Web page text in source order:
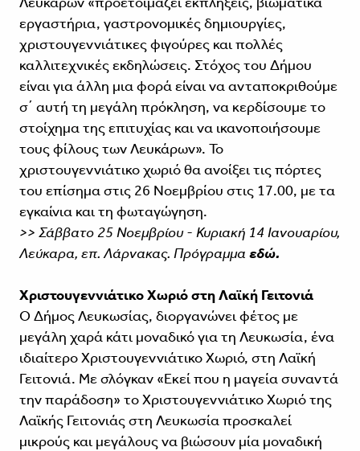
εργαστήρια, γαστρονομικές δημιουργίες,
χριστουγεννιάτικες φιγούρες και πολλές
καλλιτεχνικές εκδηλώσεις. Στόχος του Δήμου
είναι για άλλη μια φορά είναι να ανταποκριθούμε
σ΄ αυτή τη μεγάλη πρόκληση, να κερδίσουμε το
στοίχημα της επιτυχίας και να ικανοποιήσουμε
τους φίλους των Λευκάρων». Το
χριστουγεννιάτικο χωριό θα ανοίξει τις πόρτες
του επίσημα στις 26 Νοεμβρίου στις 17.00, με τα
εγκαίνια και τη φωταγώγηση.
>> Σάββατο 25 Νοεμβρίου - Κυριακή 14 Ιανουαρίου,
Λεύκαρα, επ. Λάρνακας. Πρόγραμμα εδώ.
Χριστουγεννιάτικο Χωριό στη Λαϊκή Γειτονιά
Ο Δήμος Λευκωσίας, διοργανώνει φέτος με
μεγάλη χαρά κάτι μοναδικό για τη Λευκωσία, ένα
ιδιαίτερο Χριστουγεννιάτικο Χωριό, στη Λαϊκή
Γειτονιά. Με σλόγκαν «Εκεί που η μαγεία συναντά
την παράδοση» το Χριστουγεννιάτικο Χωριό της
Λαϊκής Γειτονιάς στη Λευκωσία προσκαλεί
μικρούς και μεγάλους να βιώσουν μία μοναδική